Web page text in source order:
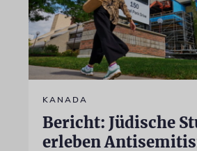
KANADA
Bericht: Jüdische
erleben